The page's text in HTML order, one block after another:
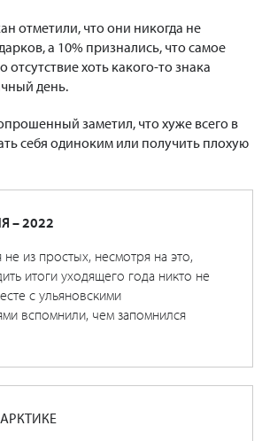
отметили, что они никогда не
а 10% признались, что самое
хоть какого-то знака
день.
заметил, что хуже всего в
себя одиноким или получить плохую
– 2022
из простых, несмотря на это,
итоги уходящего года никто не
с ульяновскими
вспомнили, чем запомнился